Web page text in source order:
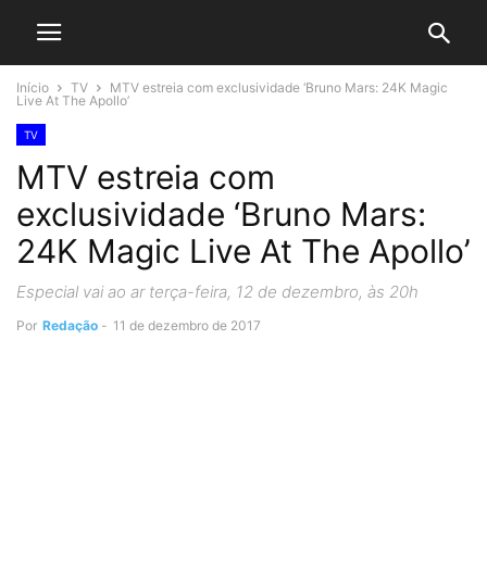
Início TV
MTV estreia com exclusividade ‘Bruno Mars: 24K Magic
Live At The Apollo’
TV
MTV estreia com
exclusividade ‘Bruno Mars:
24K Magic Live At The Apollo’
Especial vai ao ar terça-feira, 12 de dezembro, às 20h
Por Redação - 11 de dezembro de 2017